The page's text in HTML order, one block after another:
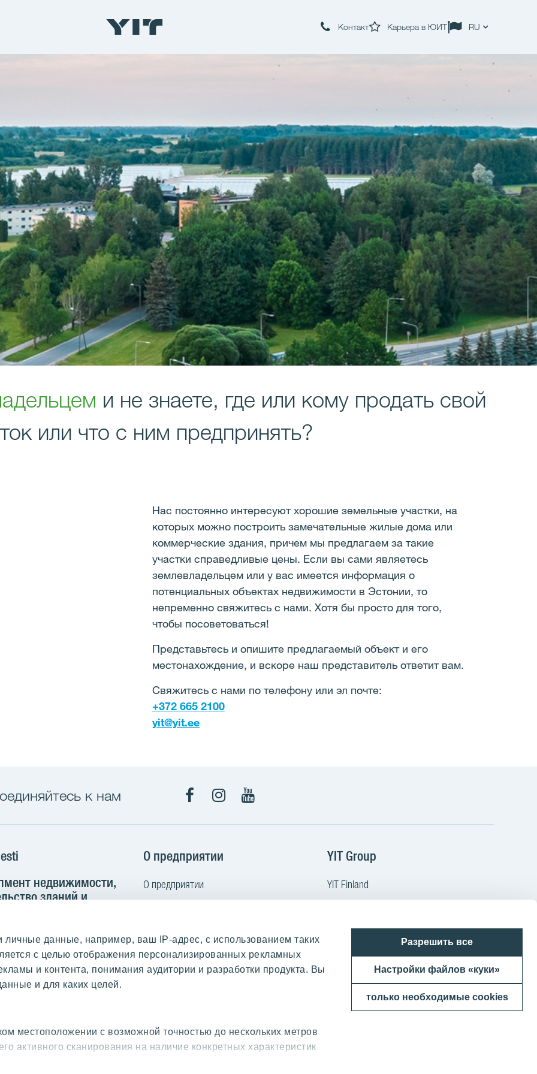
данные, например, ваш IP-адрес, с использованием таких
с целью отображения персонализированных рекламных
и контента, понимания аудитории и разработки продукта. Вы
и для каких целей.
местоположении с возможной точностью до нескольких метров
активного сканирования на наличие конкретных характеристик
Разрешить все
Настройки файлов «куки»
только необходимые cookies
Контакт Карьера в ЮИТ RU
и не знаете, где или кому продать свой
или что с ним предпринять?
Нас постоянно интересуют хорошие земельные участки, на
которых можно построить замечательные жилые дома или
коммерческие здания, причем мы предлагаем за такие
участки справедливые цены. Если вы сами являетесь
землевладельцем или у вас имеется информация о
потенциальных объектах недвижимости в Эстонии, то
непременно свяжитесь с нами. Хотя бы просто для того,
чтобы посоветоваться!
Представьтесь и опишите предлагаемый объект и его
местонахождение, и вскоре наш представитель ответит вам.
Свяжитесь с нами по телефону или эл почте:
+372 665 2100
yit@yit.ee
к нам
недвижимости,
зданий и
Estonia
номер: 10093801
О предприятии
О предприятии
Кодекс норм поведения
Выполненные работы и отзывы
Покупаем землю
YIT Group
YIT Finland
YIT Latvia
YIT Slovakia